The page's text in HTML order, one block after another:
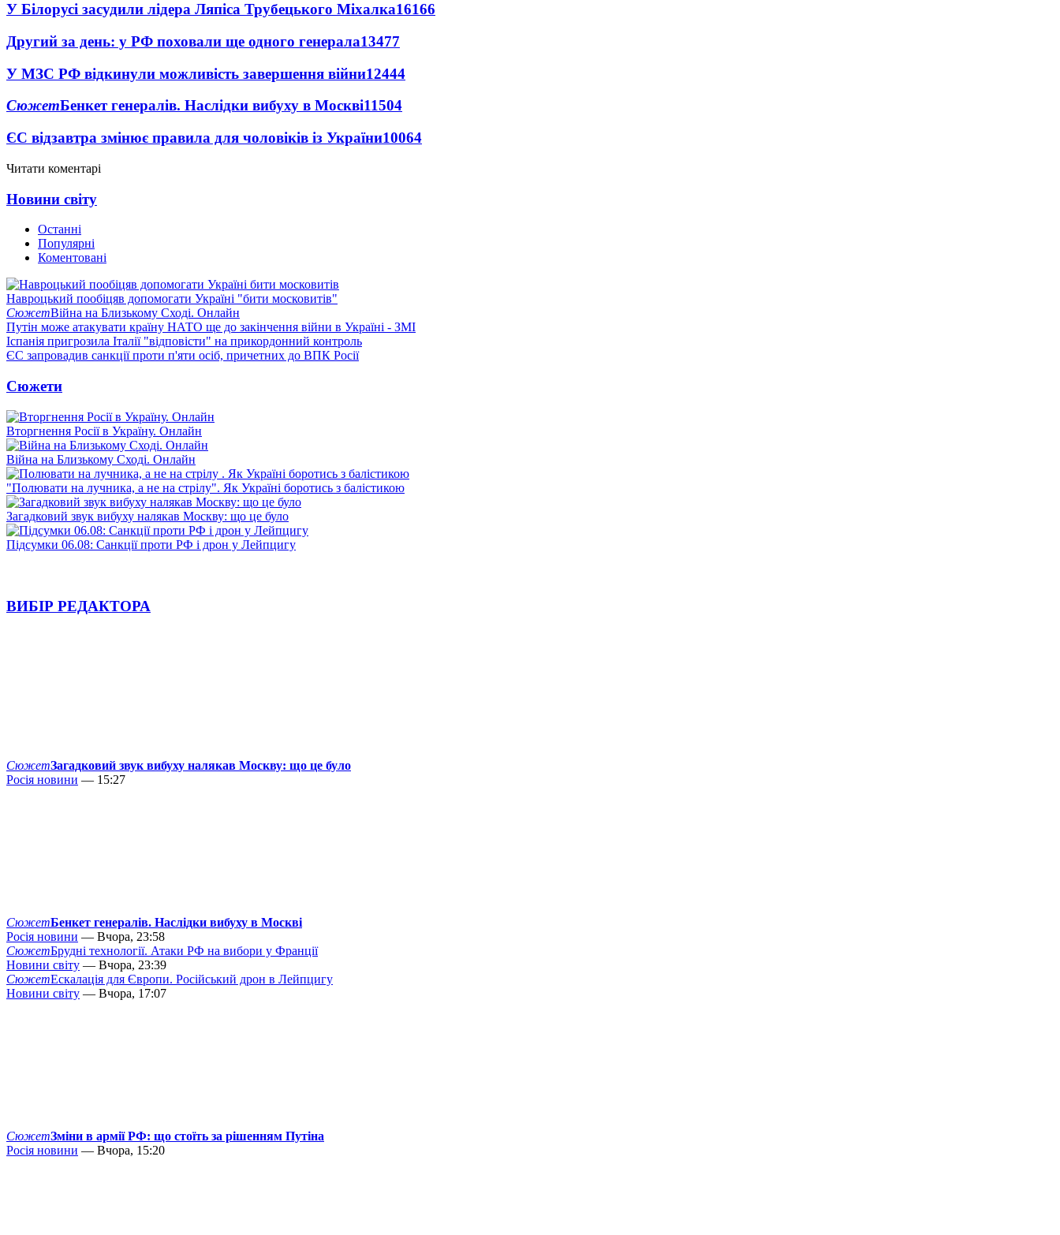
У Білорусі засудили лідера Ляпіса Трубецького Міхалка16166
Другий за день: у РФ поховали ще одного генерала13477
У МЗС РФ відкинули можливість завершення війни12444
СюжетБенкет генералів. Наслідки вибуху в Москві11504
ЄС відзавтра змінює правила для чоловіків із України10064
Читати коментарі
Новини світу
Останні
Популярні
Коментовані
Навроцький пообіцяв допомогати Україні "бити московитів"
СюжетВійна на Близькому Сході. Онлайн
Путін може атакувати країну НАТО ще до закінчення війни в Україні - ЗМІ
Іспанія пригрозила Італії "відповісти" на прикордонний контроль
ЄС запровадив санкції проти п'яти осіб, причетних до ВПК Росії
Сюжети
Вторгнення Росії в Україну. Онлайн
Війна на Близькому Сході. Онлайн
"Полювати на лучника, а не на стрілу". Як Україні боротись з балістикою
Загадковий звук вибуху налякав Москву: що це було
Підсумки 06.08: Санкції проти РФ і дрон у Лейпцигу
ВИБІР РЕДАКТОРА
СюжетЗагадковий звук вибуху налякав Москву: що це було
Росія новини — 15:27
СюжетБенкет генералів. Наслідки вибуху в Москві
Росія новини — Вчора, 23:58
СюжетБрудні технології. Атаки РФ на вибори у Франції
Новини світу — Вчора, 23:39
СюжетЕскалація для Європи. Російський дрон в Лейпцигу
Новини світу — Вчора, 17:07
СюжетЗміни в армії РФ: що стоїть за рішенням Путіна
Росія новини — Вчора, 15:20